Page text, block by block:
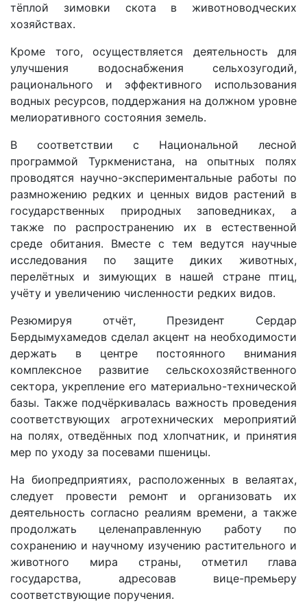
тёплой зимовки скота в животноводческих
хозяйствах.
Кроме того, осуществ­ляется деятельность для
улучшения водоснабжения сельхозугодий,
рационального и эффективного использования
водных ресурсов, поддержания на должном уровне
мелиоративного состояния земель.
В соответствии с Национальной лесной
программой Туркменистана, на опытных полях
проводятся научно-экспериментальные работы по
размножению редких и ценных видов растений в
государственных природных заповедниках, а
также по распространению их в естественной
среде обитания. Вместе с тем ведутся научные
исследования по защите диких животных,
перелётных и зимующих в нашей стране птиц,
учёту и увеличению численности редких видов.
Резюмируя отчёт, Президент Сердар
Бердымухамедов сделал акцент на необходимости
держать в центре постоянного внимания
комплексное развитие сельскохозяйственного
сектора, укрепление его материально-технической
базы. Также подчёркивалась важность проведения
соответствующих агротехнических мероприятий
на полях, отведённых под хлопчатник, и принятия
мер по уходу за посевами пшеницы.
На биопредприятиях, расположенных в велаятах,
следует провести ремонт и организовать их
деятельность согласно реалиям времени, а также
продолжать целенаправленную работу по
сохранению и научному изучению растительного и
животного мира страны, отметил глава
государства, адресовав вице-премьеру
соответствующие поручения.